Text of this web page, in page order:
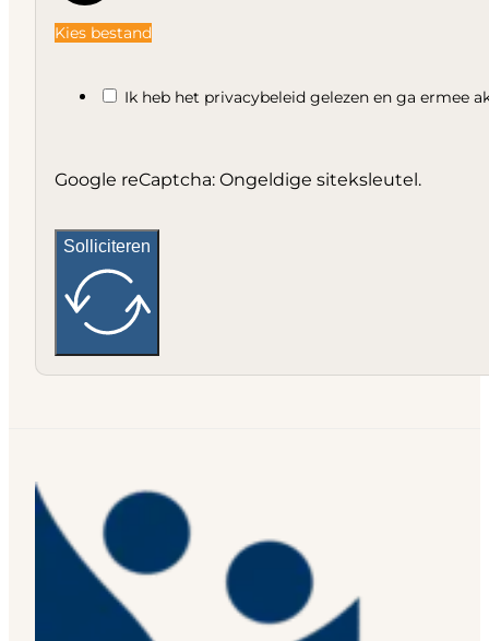
Kies bestand
Ik heb het privacybeleid gelezen en ga ermee
Google reCaptcha: Ongeldige siteksleutel.
Solliciteren